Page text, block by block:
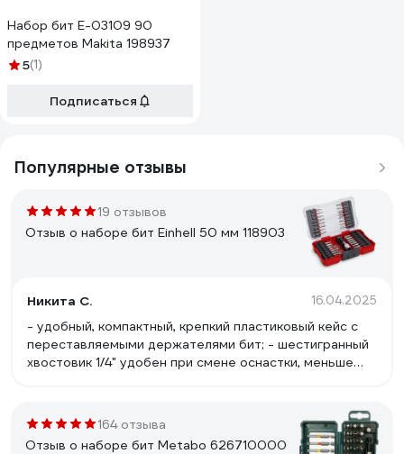
Набор бит E-03109 90
предметов Makita 198937
5(1)
Подписаться
Популярные отзывы
19 отзывов
Отзыв о наборе бит Einhell 50 мм 118903
Никита С. 16.04.2025
- удобный, компактный, крепкий пластиковый кейс с
переставляемыми держателями бит; - шестигранный
хвостовик 1/4" удобен при смене оснастки, меньше
фиксирующим кольцом.
164 отзыва
Отзыв о наборе бит Metabo 626710000